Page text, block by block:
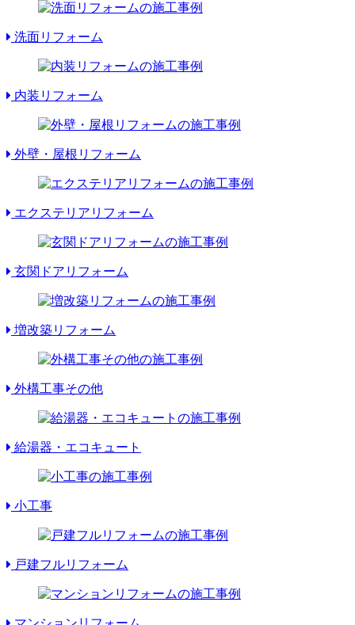
洗面リフォーム
内装リフォーム
外壁・屋根リフォーム
エクステリアリフォーム
玄関ドアリフォーム
増改築リフォーム
外構工事その他
給湯器・エコキュート
小工事
戸建フルリフォーム